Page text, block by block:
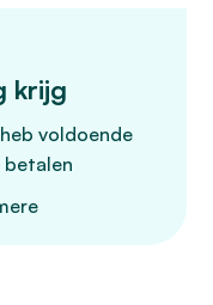
krijg
voldoende
betalen